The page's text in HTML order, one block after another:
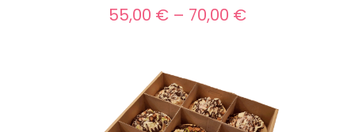
55,00 € – 70,00 €Preisspanne:
70,00 €